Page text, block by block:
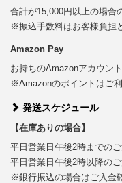
合計が15,000円以上の場合
※振込手数料はお客様負担
Amazon Pay
お持ちのAmazonアカウン
※Amazonのポイントはご利
発送スケジュール
【在庫ありの場合】
平日営業日午後2時までの
平日営業日午後2時以降の
※銀行振込の場合はご入金